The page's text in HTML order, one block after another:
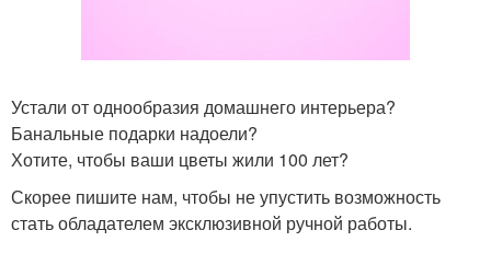
Устали от однообразия домашнего интерьера?
Банальные подарки надоели?
Хотите, чтобы ваши цветы жили 100 лет?
Скорее пишите нам, чтобы не упустить возможность
стать обладателем эксклюзивной ручной работы.